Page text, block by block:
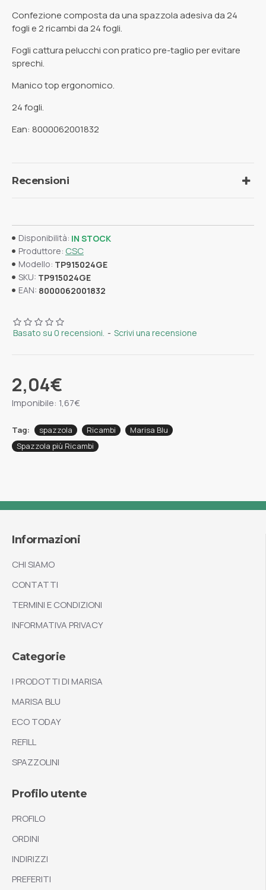
Confezione composta da una spazzola adesiva da 24
fogli e 2 ricambi da 24 fogli.
Fogli cattura pelucchi con pratico pre-taglio per evitare
sprechi.
Manico top ergonomico.
24 fogli.
Ean: 8000062001832
Recensioni
Disponibilità: IN STOCK
Produttore: CSC
Modello: TP915024GE
SKU: TP915024GE
EAN: 8000062001832
Basato su 0 recensioni. - Scrivi una recensione
2,04€
Imponibile: 1,67€
Tag: spazzola Ricambi
Marisa Blu
Spazzola più Ricambi
Informazioni
CHI SIAMO
CONTATTI
TERMINI E CONDIZIONI
INFORMATIVA PRIVACY
Categorie
I PRODOTTI DI MARISA
MARISA BLU
ECO TODAY
REFILL
SPAZZOLINI
Profilo utente
PROFILO
ORDINI
INDIRIZZI
PREFERITI